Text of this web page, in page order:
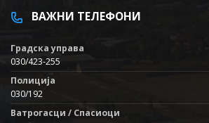
ВАЖНИ ТЕЛЕФОНИ
Градска управа
030/423-255
Полиција
030/192
Ватрогасци / Спасиоци